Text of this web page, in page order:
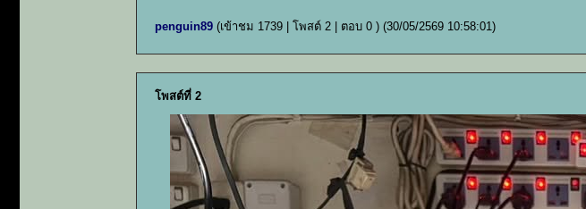
penguin89 (เข้าชม 1739 | โพสต์ 2 | ตอบ 0 ) (30/05/2569 10:58:01)
โพสต์ที่ 2